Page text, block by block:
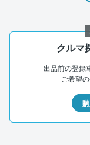
クルマ
出品前の登録
ご希望